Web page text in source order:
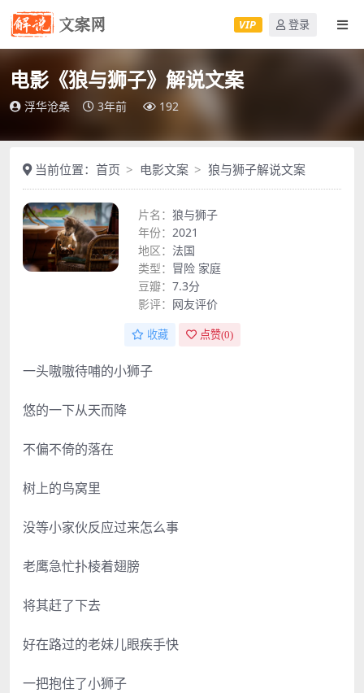
VIP 登录
电影《狼与狮子》解说文案
浮华沧桑 3年前 192
当前位置： 首页 电影文案 狼与狮子解说文案
片名： 狼与狮子
年份： 2021
地区： 法国
类型： 冒险 家庭
豆瓣： 7.3分
影评： 网友评价
收藏 点赞(0)
一头嗷嗷待哺的小狮子
悠的一下从天而降
不偏不倚的落在
树上的鸟窝里
没等小家伙反应过来怎么事
老鹰急忙扑棱着翅膀
将其赶了下去
好在路过的老妹儿眼疾手快
一把抱住了小狮子